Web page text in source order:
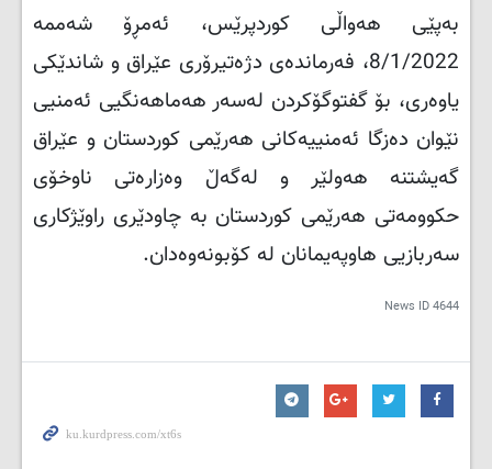
بەپێی هەواڵی کوردپرێس، ئه‌مڕۆ شه‌ممه‌
8/1/2022، فەرماندەی دژەتیرۆری عێراق و شاندێكی
یاوه‌ری، بۆ گفتوگۆكردن لەسەر ھەماھەنگیی ئەمنیی
نێوان دەزگا ئەمنییەكانی ھەرێمی كوردستان و عێراق
گه‌یشتنه‌ هه‌ولێر و لەگەڵ وەزارەتی ناوخۆی
حكوومەتی ھەرێمی كوردستان بە چاودێری راوێژكاری
سەربازیی ھاوپەیمانان لە كۆبونەوەدان.
News ID4644